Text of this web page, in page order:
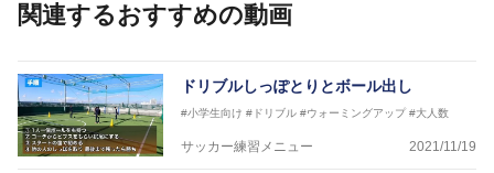
協会公認キッズリーダーチーフインストラクター
【指導歴】
FリーグU23選抜監督、ミャンマー女子フットサル代
表監督
日本サッカー協会フットサルインストラクター、AFC
（アジアサッカー連盟）フットサルインストラクター
関連するおすすめの動画
ドリブルしっぽとりとボール出し
#小学生向け #ドリブル #ウォーミングアップ #大人数
サッカー練習メニュー 2021/11/19